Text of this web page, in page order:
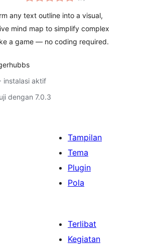
any text outline into a visual,
mind map to simplify complex
a game — no coding required.
instalasi aktif
dengan 7.0.3
Tampilan
Tema
Plugin
Pola
Terlibat
Kegiatan